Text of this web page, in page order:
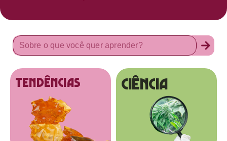
tendências Ciência